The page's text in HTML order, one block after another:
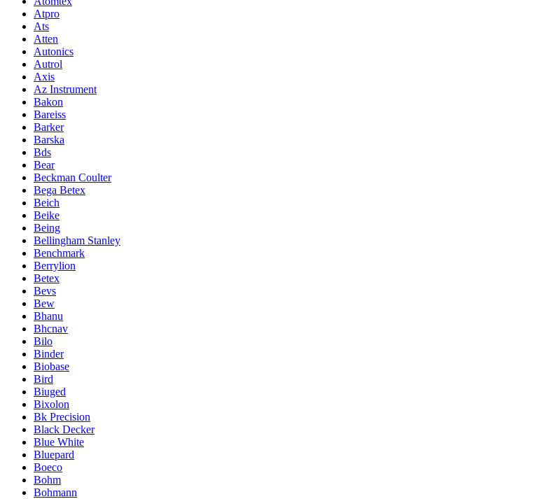
Atpro
Ats
Atten
Autonics
Autrol
Axis
Az Instrument
Bakon
Bareiss
Barker
Barska
Bds
Bear
Beckman Coulter
Bega Betex
Beich
Beike
Being
Bellingham Stanley
Benchmark
Berrylion
Betex
Bevs
Bew
Bhanu
Bhcnav
Bilo
Binder
Biobase
Bird
Biuged
Bixolon
Bk Precision
Black Decker
Blue White
Bluepard
Boeco
Bohm
Bohmann